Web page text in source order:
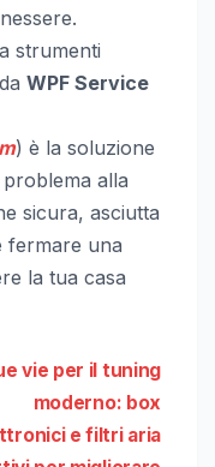
strumenti
WPF Service
) è la soluzione
alla
sicura, asciutta
fermare una
la tua casa
vie per il tuning
moderno: box
e filtri aria